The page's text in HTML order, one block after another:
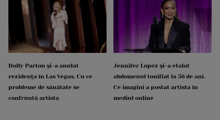
Dolly Parton și-a anulat
rezidența în Las Vegas. Cu ce
probleme de sănătate se
confruntă artista
Jennifer Lopez și-a etalat
abdomenul tonifiat la 56 de ani.
Ce imagini a postat artista în
mediul online